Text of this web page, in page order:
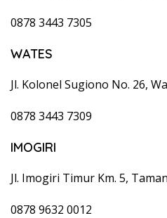
0878 3443 7305
WATES
Jl. Kolonel Sugiono No. 26,
0878 3443 7309
IMOGIRI
Jl. Imogiri Timur Km. 5,
0878 9632 0012